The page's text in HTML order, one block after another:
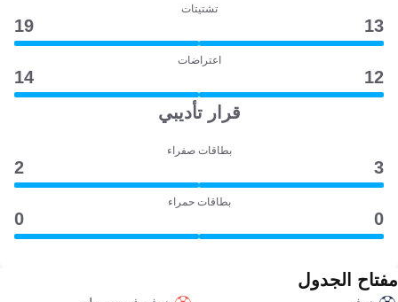
تشتيتات
13
19
اعتراضات
12
14
قرار تأديبي
بطاقات صفراء
3
2
بطاقات حمراء
0
0
مفتاح الجدول